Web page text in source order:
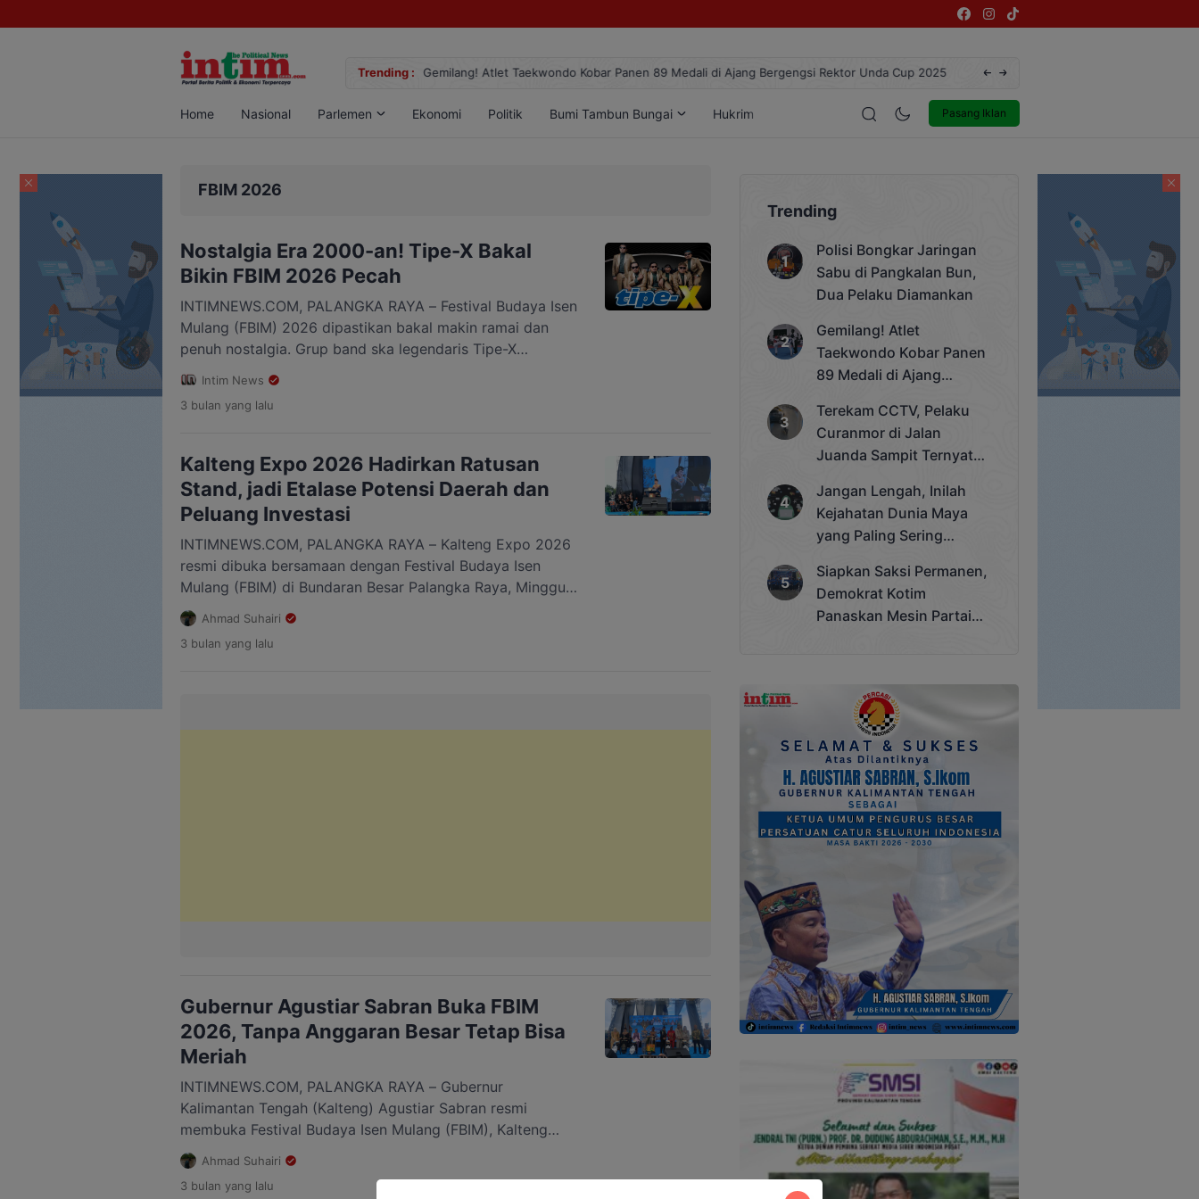
Trending :
Sabu di Pangkalan Bun, Dua Pelaku Diamankan Gemilang! Atlet Taekwondo Kobar Panen 89 Medali di Ajang Bergengsi Rektor Unda Cup 2025 Terekam CCTV, Pelaku Curanmor di
Pasang Iklan
Home Nasional Parlemen Ekonomi Politik Bumi Tambun Bungai Hukrim Entertainment
FBIM 2026
Nostalgia Era 2000-an! Tipe-X Bakal
Bikin FBIM 2026 Pecah
INTIMNEWS.COM, PALANGKA RAYA – Festival Budaya Isen
Mulang (FBIM) 2026 dipastikan bakal makin ramai dan
penuh nostalgia. Grup band ska legendaris Tipe-X
dijadwalkan tampil memeriahkan panggung hiburan rakyat
di Kota Palangka Raya. Bagi generasi 2000-an, nama Tipe-
X tentu bukan hal asing. Band dengan ciri khas musik ska
soundtrack […]
Intim News
3 bulan yang lalu
Kalteng Expo 2026 Hadirkan Ratusan
Stand, jadi Etalase Potensi Daerah dan
Peluang Investasi
INTIMNEWS.COM, PALANGKA RAYA – Kalteng Expo 2026
resmi dibuka bersamaan dengan Festival Budaya Isen
Mulang (FBIM) di Bundaran Besar Palangka Raya, Minggu,
17 Mei 2026. Kegiatan ini menjadi wadah promosi produk
unggulan daerah sekaligus mendukung pelaku Usaha
Mikro, Kecil, dan Menengah (UMKM) dan ekonomi kreatif
Ahmad Suhairi
3 bulan yang lalu
Gubernur Agustiar Sabran Buka FBIM
2026, Tanpa Anggaran Besar Tetap Bisa
Meriah
INTIMNEWS.COM, PALANGKA RAYA – Gubernur
Kalimantan Tengah (Kalteng) Agustiar Sabran resmi
membuka Festival Budaya Isen Mulang (FBIM), Kalteng
Expo, dan Karnaval Budaya 2026 di Bundaran Besar
Palangka Raya, Minggu, 17 Mei 2026. Kegiatan tersebut
digelar dalam rangka memeriahkan Hari Jadi ke-69
Ahmad Suhairi
3 bulan yang lalu
Trending
Polisi Bongkar Jaringan
Sabu di Pangkalan Bun,
Dua Pelaku Diamankan
Gemilang! Atlet
Taekwondo Kobar Panen
89 Medali di Ajang
Cup 2025
Terekam CCTV, Pelaku
Curanmor di Jalan
Juanda Sampit Ternyata
Jangan Lengah, Inilah
Kejahatan Dunia Maya
yang Paling Sering
Siapkan Saksi Permanen,
Demokrat Kotim
Panaskan Mesin Partai